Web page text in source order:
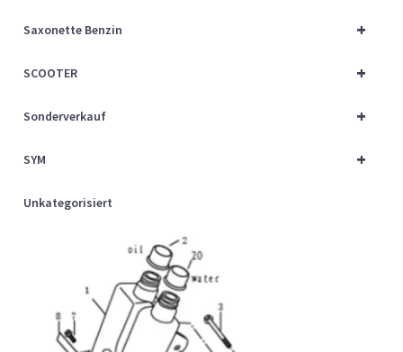
+
Saxonette Benzin
+
SCOOTER
+
Sonderverkauf
+
SYM
Unkategorisiert